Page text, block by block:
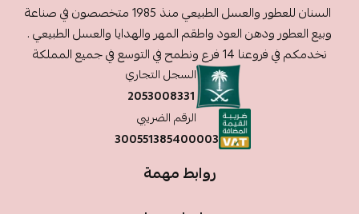
السنان للعطور والعسل الطبيعي منذ 1985 متخصصون في صناعة
وبيع العطور ودهن العود واطقم المهر والهدايا والعسل الطبيعي .
نخدمكم في فروعنا 14 فرع ونطمح في التوسع في جميع المملكة
السجل التجاري
2053008331
الرقم الضريبي
300551385400003
روابط مهمة